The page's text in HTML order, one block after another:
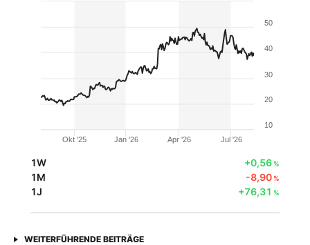
Okt '25 Jan '26 Apr '26 Jul '26
10
20
30
40
50
1W +0,56%
1M -8,90%
1J +76,31 %
WEITERFÜHRENDE BEITRÄGE